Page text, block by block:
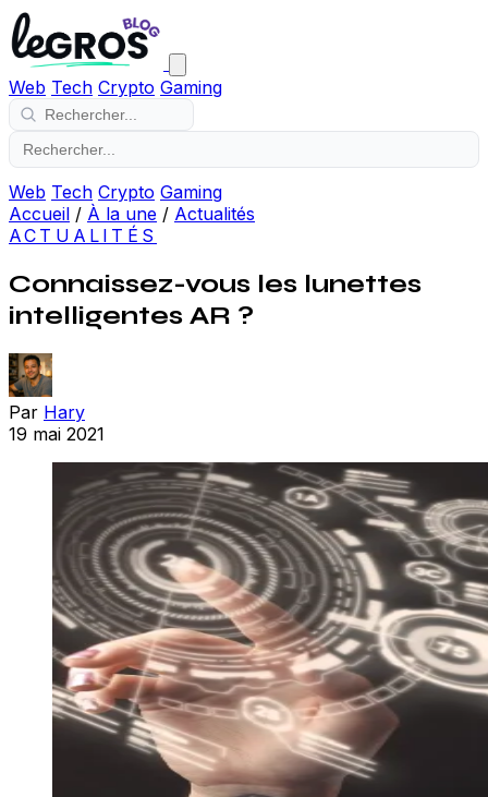
Web Tech Crypto Gaming
Web Tech Crypto Gaming
Accueil / À la une / Actualités
ACTUALITÉS
Connaissez-vous les lunettes
intelligentes AR ?
Par Hary
19 mai 2021